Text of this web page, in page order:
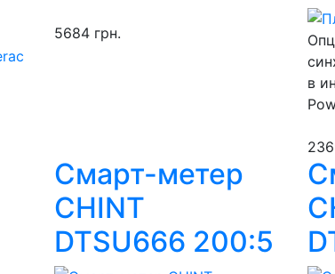
5684 грн.
в
Смарт-метер
CHINT
DTSU666 200:5